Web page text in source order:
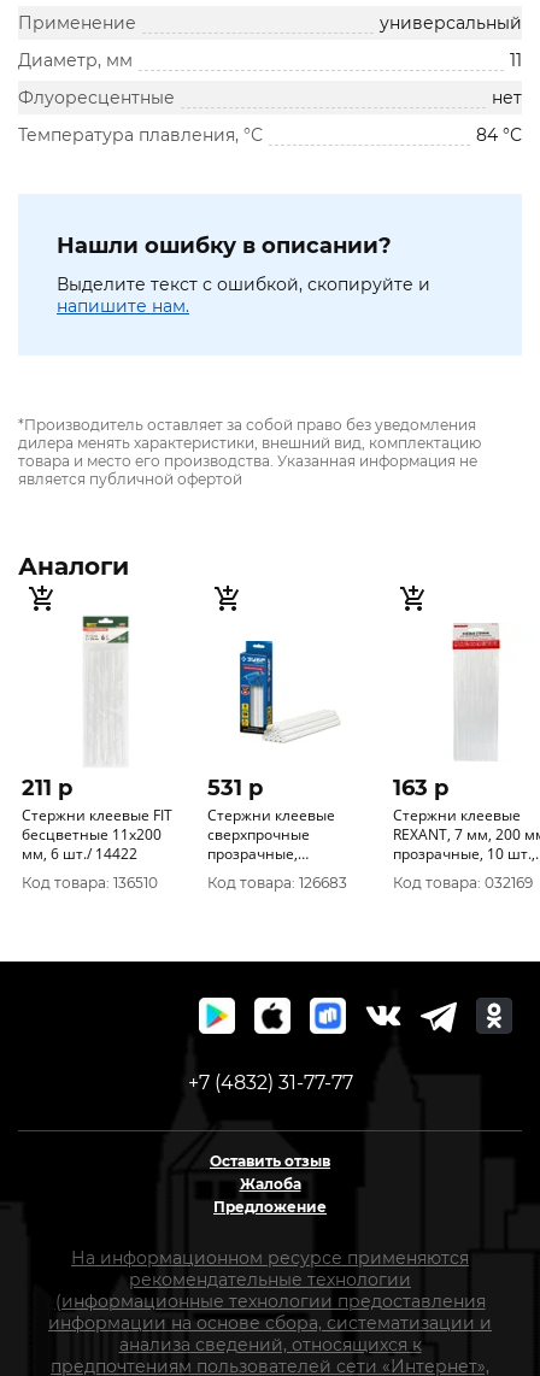
Применение
универсальный
Диаметр, мм
11
Флуоресцентные
нет
Температура плавления, °С
84 °С
Нашли ошибку в описании?
Выделите текст с ошибкой, скопируйте и
напишите нам.
*Производитель оставляет за собой право без уведомления
дилера менять характеристики, внешний вид, комплектацию
товара и место его производства. Указанная информация не
является публичной офертой
Аналоги
211 p
Стержни клеевые FIT
бесцветные 11х200
мм, 6 шт./ 14422
Код товара: 136510
531 p
Стержни клеевые
сверхпрочные
прозрачные,
Профессионал ЗУБР
11х200 мм, 12 шт,
Код товара: 126683
163 p
Стержни клеевые
REXANT, 7 мм, 200 мм,
прозрачные, 10 шт.,
хедер
Код товара: 032169
+7 (4832) 31-77-77
Оставить отзыв
Жалоба
Предложение
На информационном ресурсе применяются
рекомендательные технологии
(информационные технологии предоставления
информации на основе сбора, систематизации и
анализа сведений, относящихся к
предпочтениям пользователей сети «Интернет»,